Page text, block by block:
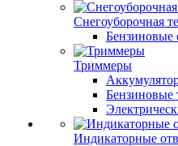
Снегоуборочная
Бензиновые
Триммеры
Индикаторные